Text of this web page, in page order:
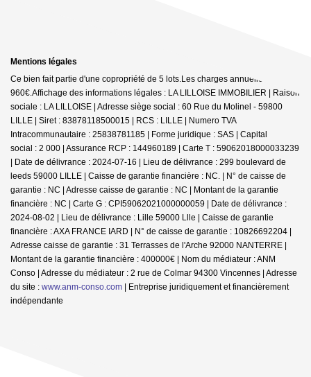
Mentions légales
Ce bien fait partie d'une copropriété de 5 lots.Les charges annuelles sont de
960€. Affichage des informations légales : LA LILLOISE IMMOBILIER | Raison
sociale : LA LILLOISE | Adresse siège social : 60 Rue du Molinel - 59800
LILLE | Siret : 83878118500015 | RCS : LILLE | Numero TVA
Intracommunautaire : 25838781185 | Forme juridique : SAS | Capital
social : 2 000 | Assurance RCP : 144960189 | Carte T : 59062018000033239
| Date de délivrance : 2024-07-16 | Lieu de délivrance : 299 boulevard de
leeds 59000 LILLE | Caisse de garantie financière : NC. | N° de caisse de
garantie : NC | Adresse caisse de garantie : NC | Montant de la garantie
financière : NC | Carte G : CPI59062021000000059 | Date de délivrance :
2024-08-02 | Lieu de délivrance : Lille 59000 Llle | Caisse de garantie
financière : AXA FRANCE IARD | N° de caisse de garantie : 10826692204 |
Adresse caisse de garantie : 31 Terrasses de l'Arche 92000 NANTERRE |
Montant de la garantie financière : 400000€ | Nom du médiateur : ANM
Conso | Adresse du médiateur : 2 rue de Colmar 94300 Vincennes | Adresse
du site : www.anm-conso.com | Entreprise juridiquement et financièrement
indépendante